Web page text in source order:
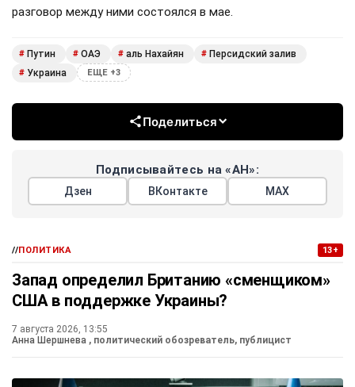
разговор между ними состоялся в мае.
# Путин # ОАЭ # аль Нахайян # Персидский залив
# Украина ЕЩЕ +3
Поделиться
Подписывайтесь на «АН»:
Дзен ВКонтакте МАХ
//ПОЛИТИКА 13+
Запад определил Британию «сменщиком»
США в поддержке Украины?
7 августа 2026, 13:55
Анна Шершнева , политический обозреватель, публицист